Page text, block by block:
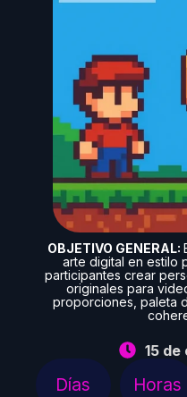
OBJETIVO GENERAL:
arte digital en estilo
participantes crear
originales para
proporciones, paleta
15
Días Horas